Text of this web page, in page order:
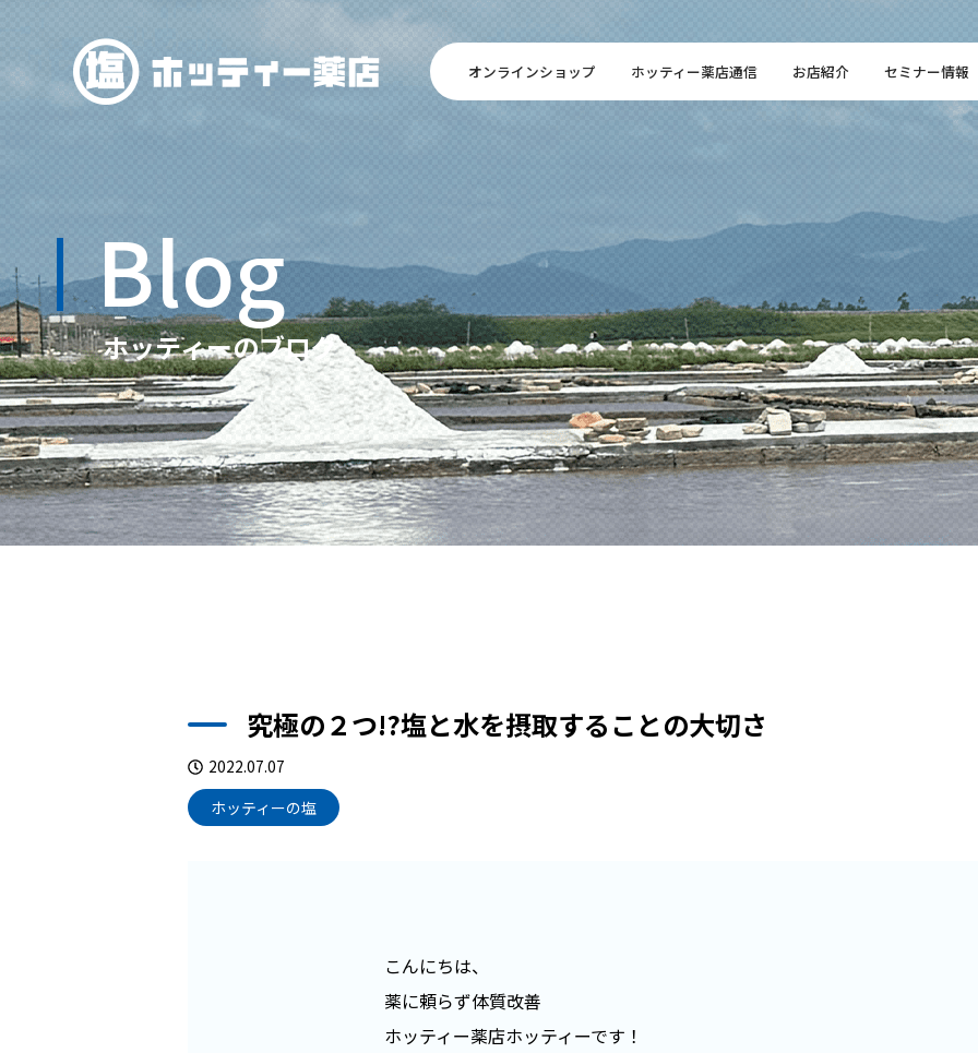
オンラインショップ ホッティー薬店通信 お店紹介 セミナー情報
Blog
ホッティーのブログ
究極の２つ!?塩と水を摂取することの大切さ
2022.07.07
ホッティーの塩
こんにちは、
薬に頼らず体質改善
ホッティー薬店ホッティーです！